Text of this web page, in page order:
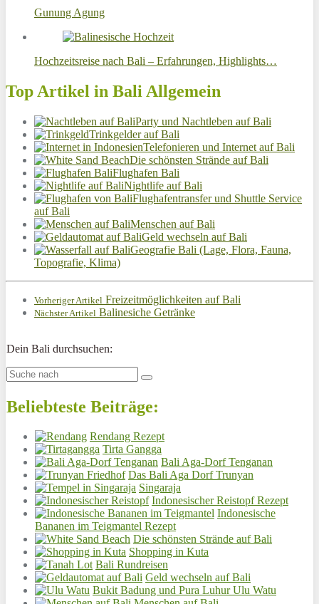
Gunung Agung
Hochzeitsreise nach Bali – Erfahrungen, Highlights…
Top Artikel in Bali Allgemein
Party und Nachtleben auf Bali
Trinkgelder auf Bali
Telefonieren und Internet auf Bali
Die schönsten Strände auf Bali
Flughafen Bali
Nightlife auf Bali
Flughafentransfer und Shuttle Service
auf Bali
Menschen auf Bali
Geld wechseln auf Bali
Geografie Bali (Lage, Flora, Fauna,
Topografie, Klima)
Vorheriger Artikel Freizeitmöglichkeiten auf Bali
Nächster Artikel Balinesiche Getränke
Dein Bali durchsuchen:
Beliebteste Beiträge:
Rendang Rezept
Tirta Gangga
Bali Aga-Dorf Tenganan
Das Bali Aga Dorf Trunyan
Singaraja
Indonesischer Reistopf Rezept
Indonesische
Bananen im Teigmantel Rezept
Die schönsten Strände auf Bali
Shopping in Kuta
Bali Rundreisen
Geld wechseln auf Bali
Bukit Badung und Pura Luhur Ulu Watu